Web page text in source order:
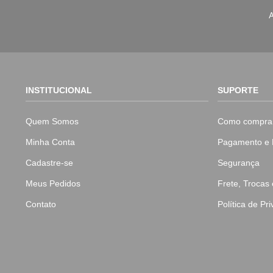
INSTITUCIONAL
Quem Somos
Minha Conta
Cadastre-se
Meus Pedidos
Contato
SUPORTE
Como
Pagamento e
Segurança
Frete, Trocas
Política de